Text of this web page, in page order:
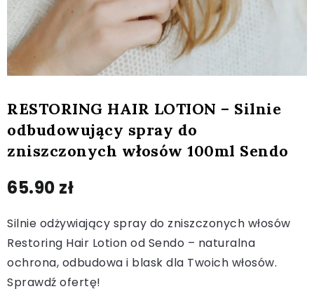
RESTORING HAIR LOTION – Silnie
odbudowujący spray do
zniszczonych włosów 100ml Sendo
65.90 zł
Silnie odżywiający spray do zniszczonych włosów
Restoring Hair Lotion od Sendo – naturalna
ochrona, odbudowa i blask dla Twoich włosów.
Sprawdź ofertę!